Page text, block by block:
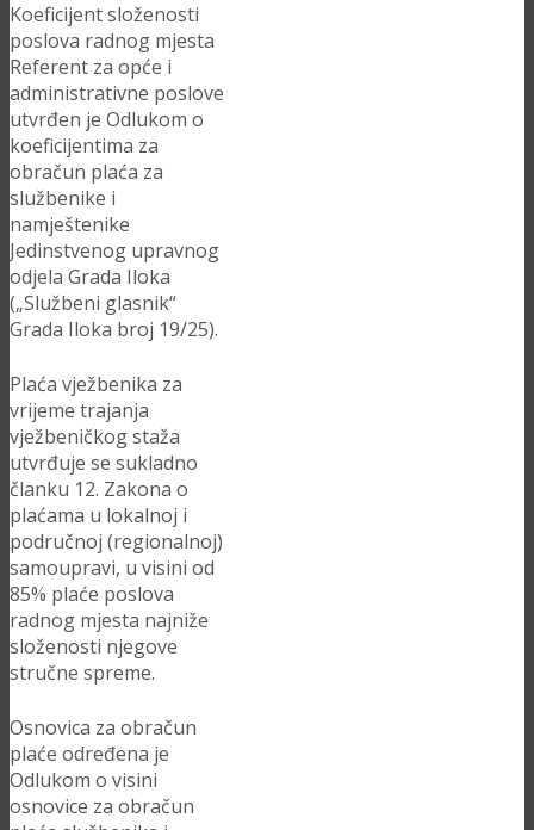
Koeficijent složenosti
poslova radnog mjesta
Referent za opće i
administrativne poslove
utvrđen je Odlukom o
koeficijentima za
obračun plaća za
službenike i
namještenike
Jedinstvenog upravnog
odjela Grada Iloka
(„Službeni glasnik“
Grada Iloka broj 19/25).
Plaća vježbenika za
vrijeme trajanja
vježbeničkog staža
utvrđuje se sukladno
članku 12. Zakona o
plaćama u lokalnoj i
područnoj (regionalnoj)
samoupravi, u visini od
85% plaće poslova
radnog mjesta najniže
složenosti njegove
stručne spreme.
Osnovica za obračun
plaće određena je
Odlukom o visini
osnovice za obračun